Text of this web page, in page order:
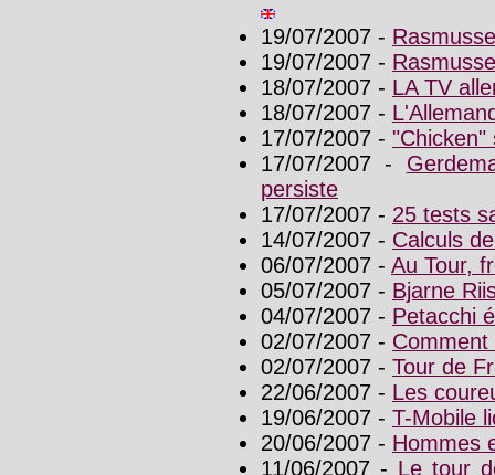
19/07/2007 -
19/07/2007 -
18/07/2007 - LA TV
18/07/2007 -
17/07/2007 - "Chicken"
17/07/2007 -
persiste
17/07/2007 - 25 tests
14/07/2007 - Calculs
06/07/2007 - Au Tour,
05/07/2007 - Bjarne
04/07/2007 - Petacchi
02/07/2007 -
02/07/2007 - Tour de
22/06/2007 - Les
19/06/2007 - T-Mobile
20/06/2007 - Hommes
11/06/2007 - Le tour